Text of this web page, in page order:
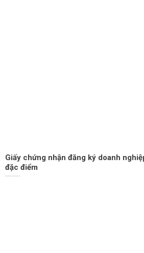
Giấy chứng nhận đăng ký doanh
đặc điểm